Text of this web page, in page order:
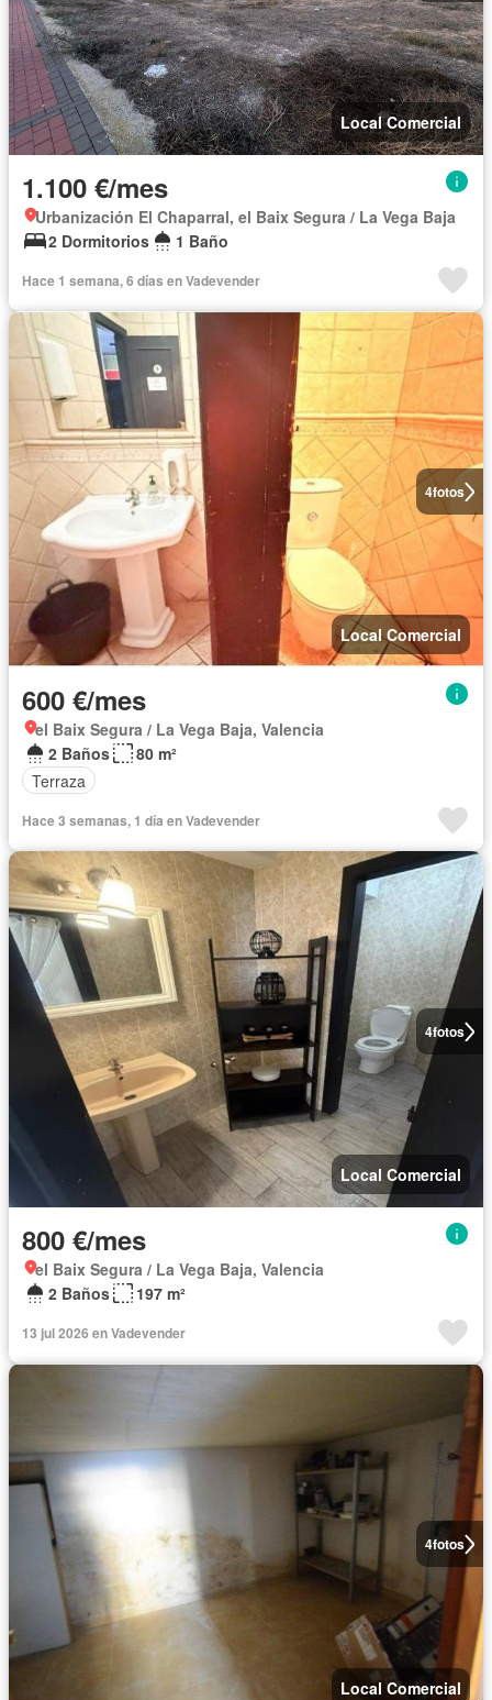
Local Comercial
1.100 €/mes
Urbanización El Chaparral, el Baix Segura / La Vega Baja
2 Dormitorios
1 Baño
Hace 1 semana, 6 días en Vadevender
4fotos
Local Comercial
600 €/mes
el Baix Segura / La Vega Baja, Valencia
2 Baños
80 m²
Terraza
Hace 3 semanas, 1 día en Vadevender
4fotos
Local Comercial
800 €/mes
el Baix Segura / La Vega Baja, Valencia
2 Baños
197 m²
13 jul 2026 en Vadevender
4fotos
Local Comercial